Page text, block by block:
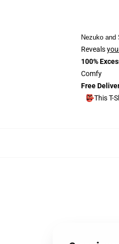
Nezuko
Reveals
100%
Comfy
Free
👺This T-